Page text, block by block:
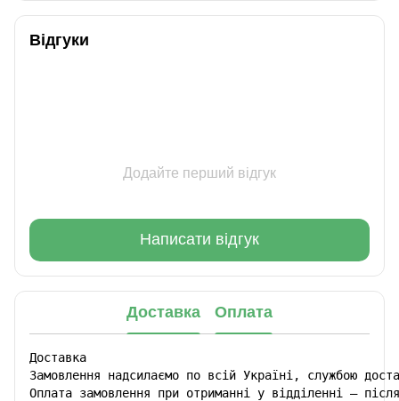
Відгуки
Додайте перший відгук
Написати відгук
Доставка Оплата
Доставка
Замовлення надсилаємо по всій Україні, службою
Оплата замовлення при отриманні у відділенні –